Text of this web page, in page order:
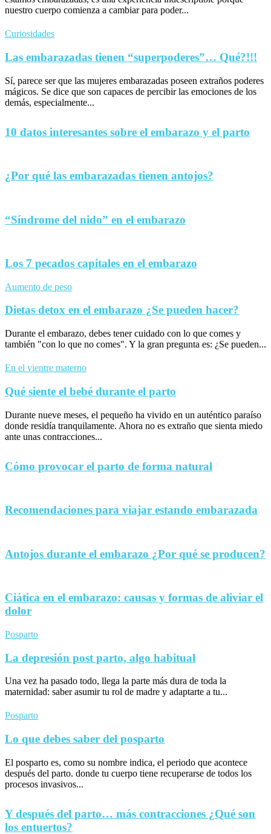
nuestro cuerpo comienza a cambiar para poder...
Curiosidades
Las embarazadas tienen “superpoderes”… Qué?!!!
Sí, parece ser que las mujeres embarazadas poseen extraños poderes
mágicos. Se dice que son capaces de percibir las emociones de los
demás, especialmente...
10 datos interesantes sobre el embarazo y el parto
¿Por qué las embarazadas tienen antojos?
“Síndrome del nido” en el embarazo
Los 7 pecados capitales en el embarazo
Aumento de peso
Dietas detox en el embarazo ¿Se pueden hacer?
Durante el embarazo, debes tener cuidado con lo que comes y
también "con lo que no comes". Y la gran pregunta es: ¿Se pueden...
En el vientre materno
Qué siente el bebé durante el parto
Durante nueve meses, el pequeño ha vivido en un auténtico paraíso
donde residía tranquilamente. Ahora no es extraño que sienta miedo
ante unas contracciones...
Cómo provocar el parto de forma natural
Recomendaciones para viajar estando embarazada
Antojos durante el embarazo ¿Por qué se producen?
Ciática en el embarazo: causas y formas de aliviar el
dolor
Posparto
La depresión post parto, algo habitual
Una vez ha pasado todo, llega la parte más dura de toda la
maternidad: saber asumir tu rol de madre y adaptarte a tu...
Posparto
Lo que debes saber del posparto
El posparto es, como su nombre indica, el periodo que acontece
después del parto. donde tu cuerpo tiene recuperarse de todos los
procesos invasivos...
Y después del parto… más contracciones ¿Qué son
los entuertos?